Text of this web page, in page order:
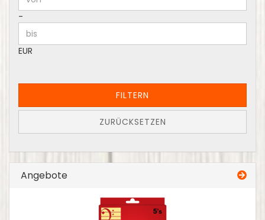
-
EUR
FILTERN
ZURÜCKSETZEN
Angebote